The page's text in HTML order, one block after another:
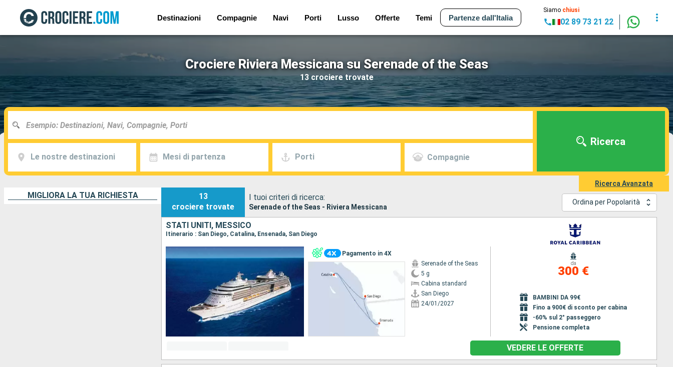
Destinazioni Compagnie Navi Porti Lusso Offerte Temi Partenze dall'Italia
Siamo chiusi
02 89 73 21 22
Crociere Riviera Messicana su Serenade of the Seas
13 crociere trovate
Le nostre destinazioni Mesi di partenza Porti Compagnie
Ricerca
Ricerca Avanzata
MIGLIORA LA TUA RICHIESTA
13
crociere trovate
I tuoi criteri di ricerca:
Serenade of the Seas - Riviera Messicana
Ordina per Popolarità
STATI UNITI, MESSICO
Itinerario : San Diego, Catalina, Ensenada, San Diego
Pagamento in 4X
Serenade of the Seas
5 g
Cabina standard
San Diego
24/01/2027
da
300 €
BAMBINI DA 99€
Fino a 900€ di sconto per cabina
-60% sul 2° passeggero
Pensione completa
VEDERE LE OFFERTE